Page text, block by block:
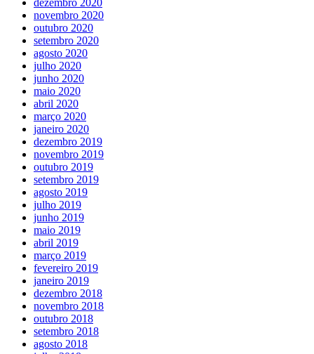
dezembro 2020
novembro 2020
outubro 2020
setembro 2020
agosto 2020
julho 2020
junho 2020
maio 2020
abril 2020
março 2020
janeiro 2020
dezembro 2019
novembro 2019
outubro 2019
setembro 2019
agosto 2019
julho 2019
junho 2019
maio 2019
abril 2019
março 2019
fevereiro 2019
janeiro 2019
dezembro 2018
novembro 2018
outubro 2018
setembro 2018
agosto 2018